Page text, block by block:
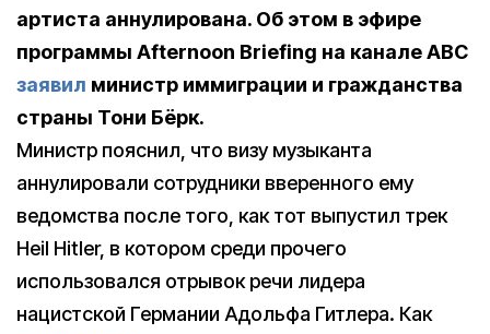
артиста аннулирована. Об этом в эфире
программы Afternoon Briefing на канале ABC
заявил министр иммиграции и гражданства
страны Тони Бёрк.
Министр пояснил, что визу музыканта
аннулировали сотрудники вверенного ему
ведомства после того, как тот выпустил трек
Heil Hitler, в котором среди прочего
использовался отрывок речи лидера
нацистской Германии Адольфа Гитлера. Как